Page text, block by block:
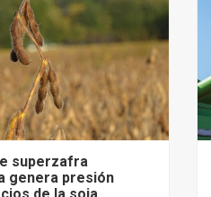
superzafra
genera presión
de la soja